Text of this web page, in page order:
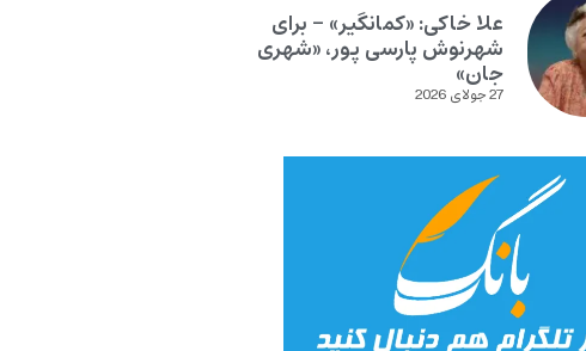
علا خاکی: «کمانگیر» – برای
شهرنوش پارسی پور، «شهری
جان»
27 جولای 2026